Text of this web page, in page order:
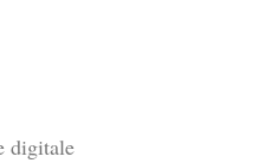
digitale